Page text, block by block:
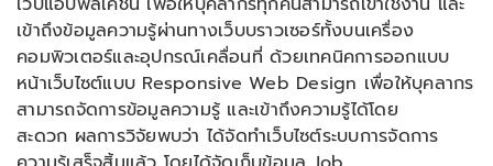
เข้าถึงข้อมูลความรู้ผ่านทางเว็บบราวเซอร์ทั้งบนเครื่อง
คอมพิวเตอร์และอุปกรณ์เคลื่อนที่ ด้วยเทคนิคการออกแบบ
หน้าเว็บไซต์แบบ Responsive Web Design เพื่อให้บุคลากร
สามารถจัดการข้อมูลความรู้ และเข้าถึงความรู้ได้โดย
สะดวก ผลการวิจัยพบว่า ได้จัดทำเว็บไซต์ระบบการจัดการ